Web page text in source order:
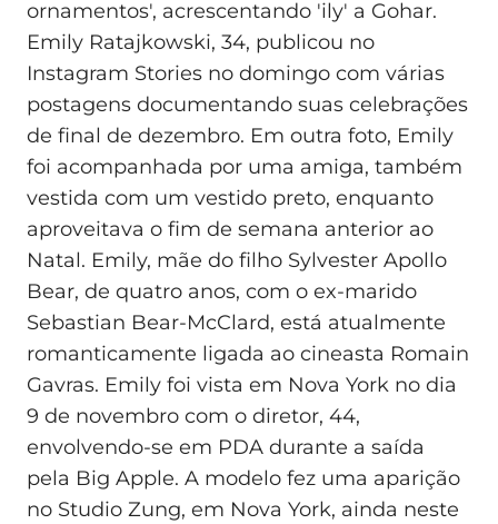
ornamentos', acrescentando 'ily' a Gohar.
Emily Ratajkowski, 34, publicou no
Instagram Stories no domingo com várias
postagens documentando suas celebrações
de final de dezembro. Em outra foto, Emily
foi acompanhada por uma amiga, também
vestida com um vestido preto, enquanto
aproveitava o fim de semana anterior ao
Natal. Emily, mãe do filho Sylvester Apollo
Bear, de quatro anos, com o ex-marido
Sebastian Bear-McClard, está atualmente
romanticamente ligada ao cineasta Romain
Gavras. Emily foi vista em Nova York no dia
9 de novembro com o diretor, 44,
envolvendo-se em PDA durante a saída
pela Big Apple. A modelo fez uma aparição
no Studio Zung, em Nova York, ainda neste